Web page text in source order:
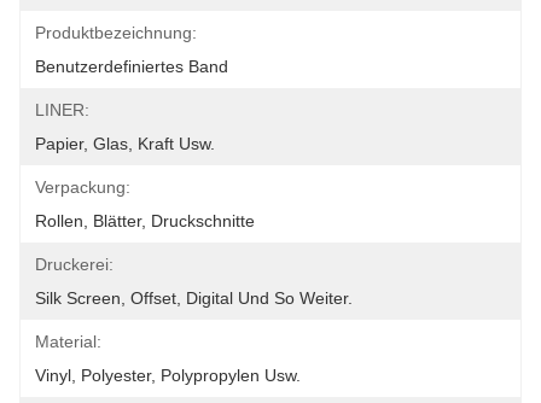
Produktbezeichnung:
Benutzerdefiniertes Band
LINER:
Papier, Glas, Kraft Usw.
Verpackung:
Rollen, Blätter, Druckschnitte
Druckerei:
Silk Screen, Offset, Digital Und So Weiter.
Material:
Vinyl, Polyester, Polypropylen Usw.